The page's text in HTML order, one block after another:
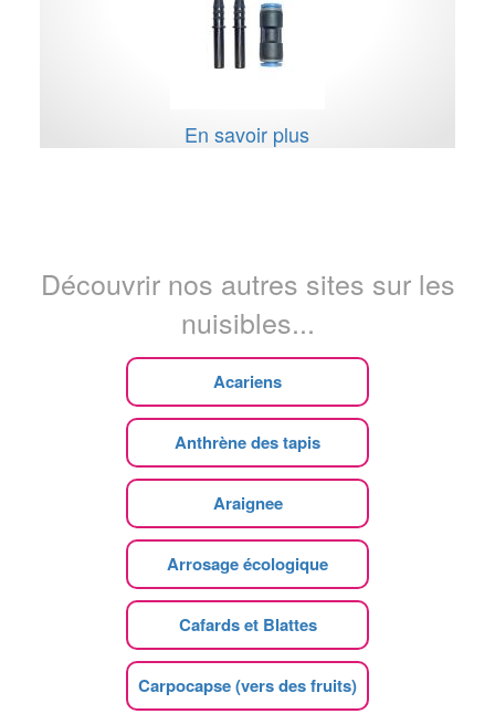
En savoir plus
Découvrir nos autres sites sur les
nuisibles...
Acariens
Anthrène des tapis
Araignee
Arrosage écologique
Cafards et Blattes
Carpocapse (vers des fruits)